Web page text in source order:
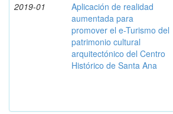
2019-01
Aplicación de realidad
aumentada para
promover el e-Turismo del
patrimonio cultural
arquitectónico del Centro
Histórico de Santa Ana